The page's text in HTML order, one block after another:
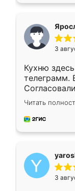
3
Кухню
телеграмм.
недели
довольны
мебель за
Читать
3